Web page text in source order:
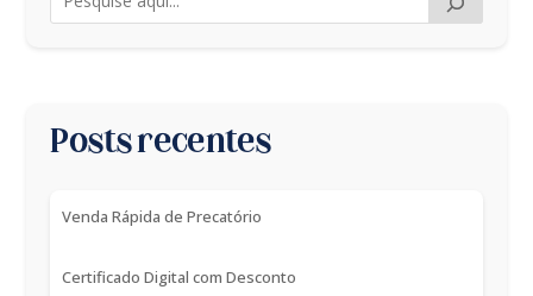
Posts recentes
Venda Rápida de Precatório
Certificado Digital com Desconto